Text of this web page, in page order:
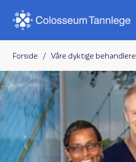
Forside / Våre dyktige behandlere